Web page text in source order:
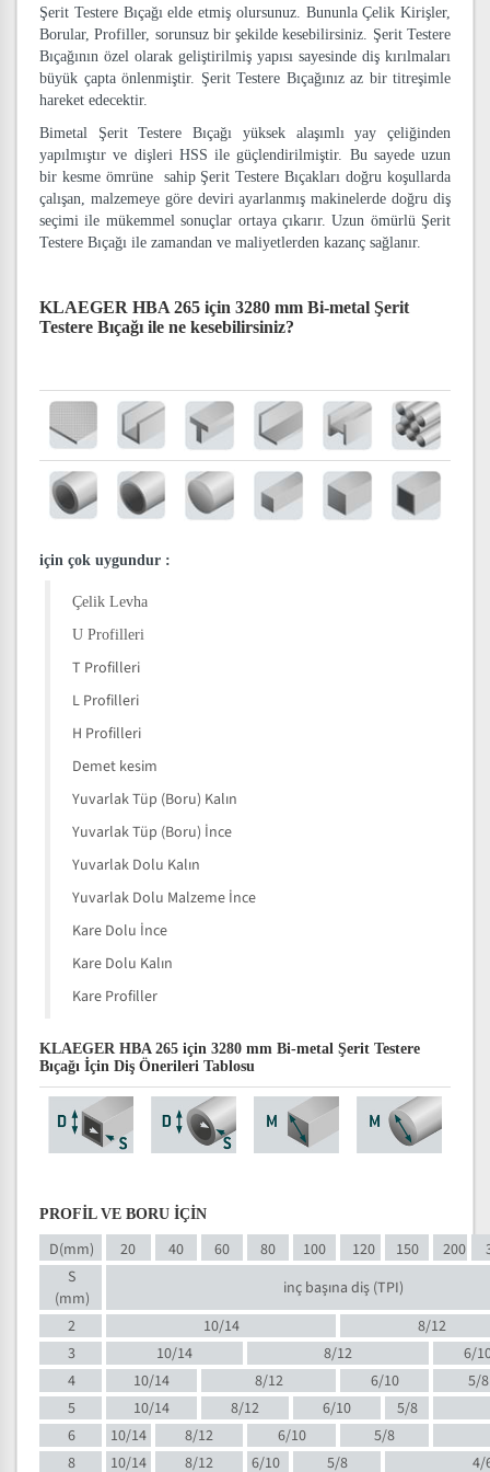
Şerit Testere Bıçağı elde etmiş olursunuz. Bununla Çelik Kirişler,
Borular, Profiller, sorunsuz bir şekilde kesebilirsiniz. Şerit Testere
Bıçağının özel olarak geliştirilmiş yapısı sayesinde diş kırılmaları
büyük çapta önlenmiştir. Şerit Testere Bıçağınız az bir titreşimle
hareket edecektir.
Bimetal Şerit Testere Bıçağı yüksek alaşımlı yay çeliğinden
yapılmıştır ve dişleri HSS ile güçlendirilmiştir. Bu sayede uzun
bir kesme ömrüne sahip Şerit Testere Bıçakları doğru koşullarda
çalışan, malzemeye göre deviri ayarlanmış makinelerde doğru diş
seçimi ile mükemmel sonuçlar ortaya çıkarır. Uzun ömürlü Şerit
Testere Bıçağı ile zamandan ve maliyetlerden kazanç sağlanır.
KLAEGER HBA 265 için 3280 mm Bi-metal Şerit
Testere Bıçağı ile ne kesebilirsiniz?
için çok uygundur :
Çelik Levha
U Profilleri
T Profilleri
L Profilleri
H Profilleri
Demet kesim
Yuvarlak Tüp (Boru) Kalın
Yuvarlak Tüp (Boru) İnce
Yuvarlak Dolu Kalın
Yuvarlak Dolu Malzeme İnce
Kare Dolu İnce
Kare Dolu Kalın
Kare Profiller
KLAEGER HBA 265 için 3280 mm Bi-metal Şerit Testere
Bıçağı İçin Diş Önerileri Tablosu
PROFİL VE BORU İÇİN
D(mm) 20 40 60 80 100 120 150 200
S
(mm)
inç başına diş (TPI)
2
10/14
8/12
3
10/14 8/12
6/
4
10/14 8/12 6/10
5/8
5
10/14 8/12 6/10
5/8
6
10/14 8/12 6/10
5/8
8
10/14 8/12 6/10 5/8
4/